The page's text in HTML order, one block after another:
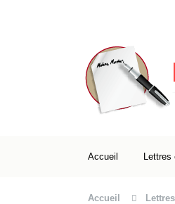
Accueil Lettres
Accueil